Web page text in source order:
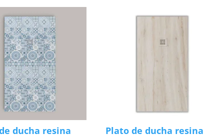
ducha resina
Plato de ducha resina